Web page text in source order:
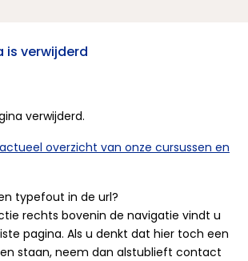
is verwijderd
verwijderd.
overzicht van onze cursussen en
typefout in de url?
rechts bovenin de navigatie vindt u
pagina. Als u denkt dat hier toch een
staan, neem dan alstublieft contact